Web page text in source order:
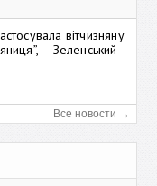
вітчизняну
– Зеленський
Все новости →